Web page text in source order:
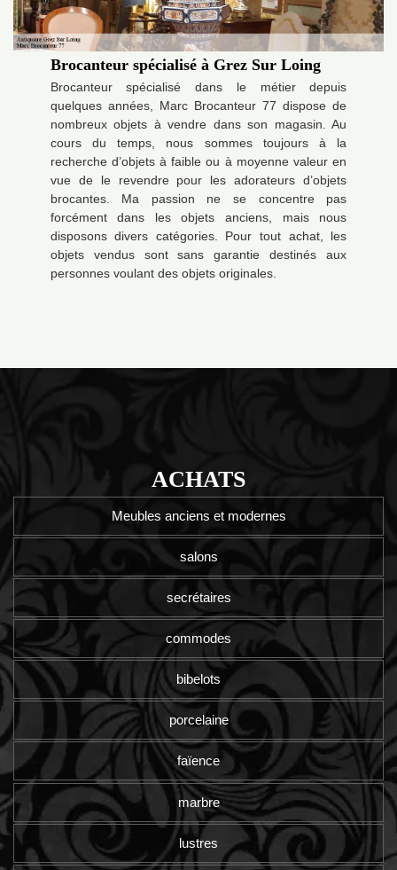
Brocanteur spécialisé à Grez Sur Loing
Brocanteur spécialisé dans le métier depuis
quelques années, Marc Brocanteur 77 dispose de
nombreux objets à vendre dans son magasin. Au
cours du temps, nous sommes toujours à la
recherche d’objets à faible ou à moyenne valeur en
vue de le revendre pour les adorateurs d’objets
brocantes. Ma passion ne se concentre pas
forcément dans les objets anciens, mais nous
disposons divers catégories. Pour tout achat, les
objets vendus sont sans garantie destinés aux
personnes voulant des objets originales.
ACHATS
Meubles anciens et modernes
salons
secrétaires
commodes
bibelots
porcelaine
faïence
marbre
lustres